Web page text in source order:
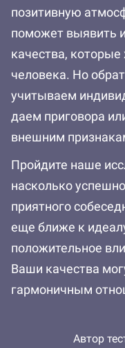
позитивную
поможет выявить
качества, которые
человека. Но
учитываем
даем приговора
внешним
Пройдите наше
насколько
приятного
еще ближе к
положительное
Ваши качества
гармоничным
Автор